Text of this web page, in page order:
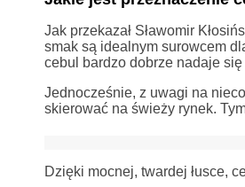
Jak przekazał Sławomir
smak są idealnym surowcem
cebul bardzo dobrze nadaje
Jednocześnie, z uwagi na
skierować na świeży rynek.
Dzięki mocnej, twardej łusce,